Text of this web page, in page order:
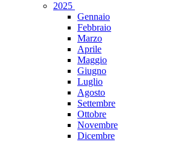
2025
Gennaio
Febbraio
Marzo
Aprile
Maggio
Giugno
Luglio
Agosto
Settembre
Ottobre
Novembre
Dicembre